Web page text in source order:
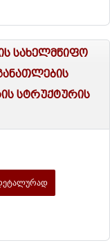
სახელმწიფო
სტრუქტურის